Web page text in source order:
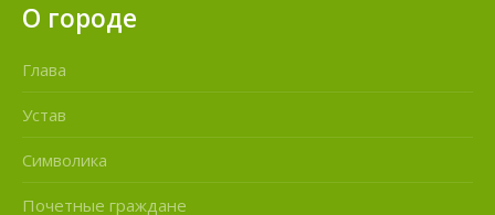
О городе
Глава
Устав
Символика
Почетные граждане